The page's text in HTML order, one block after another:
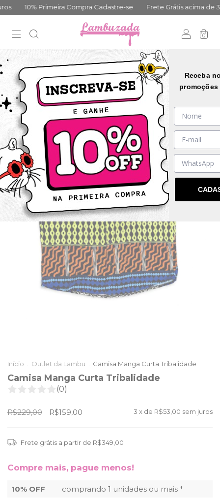
10% Primeira Compra Cadastre-se Frete Grátis acima de
0
DESCONTO PROGRESSIVO
Início Outlet da Lambu Camisa Manga Curta Tribalidade
Camisa Manga Curta Tribalidade
(0)
R$229,00 R$159,00 3 x de R$53,00 sem juros
Frete grátis a partir de R$349,00
Compre mais, pague menos!
10% OFF
comprando 1 unidades ou mais *
Receba